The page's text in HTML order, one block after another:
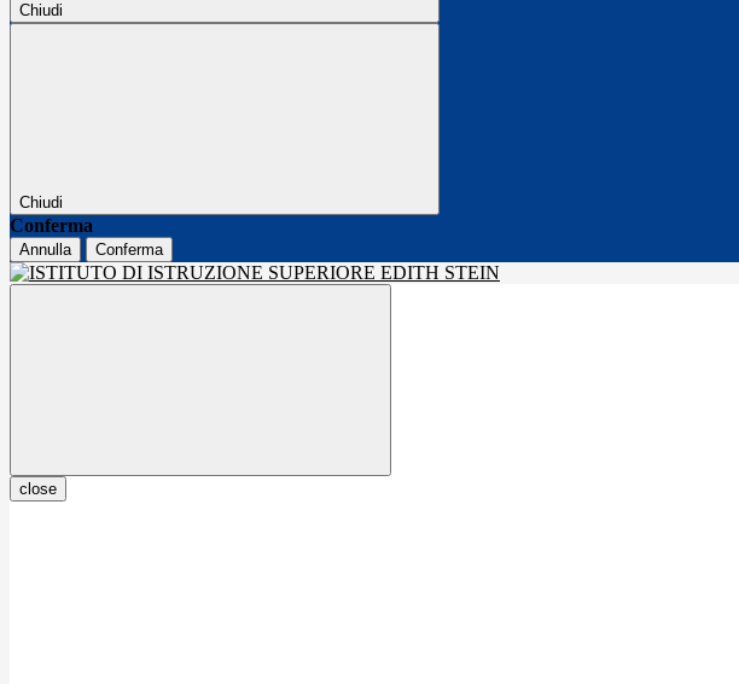
Chiudi
Chiudi
Conferma
Annulla Conferma
close